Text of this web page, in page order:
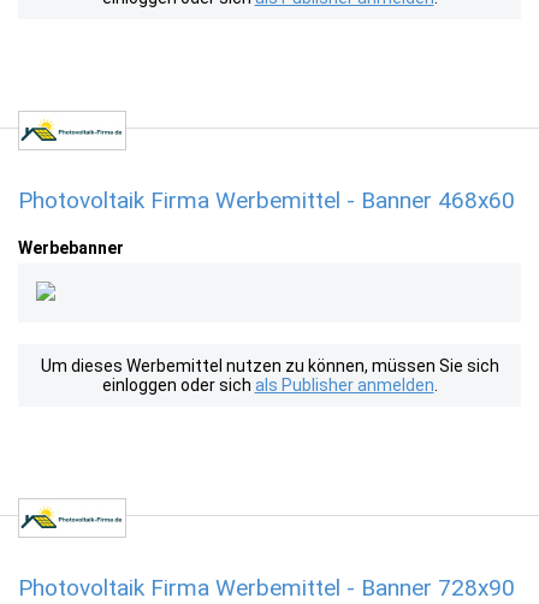
Photovoltaik Firma Werbemittel - Banner 468x60
Werbebanner
Um dieses Werbemittel nutzen zu können, müssen Sie sich
einloggen oder sich als Publisher anmelden
Photovoltaik Firma Werbemittel - Banner 728x90